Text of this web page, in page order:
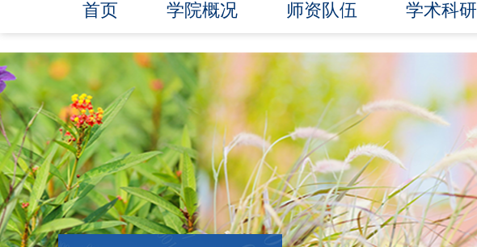
首页 学院概况
学院简介
学院领导
各委员会
办事指南
行政团队
师资队伍
在任教师
博导师资
硕导师资
退休教师
人才引进
学术科研
学术团队
学术活动
信息公告
文件汇编